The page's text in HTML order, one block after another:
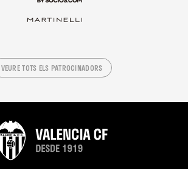
VEURE TOTS ELS PATROCINADORS